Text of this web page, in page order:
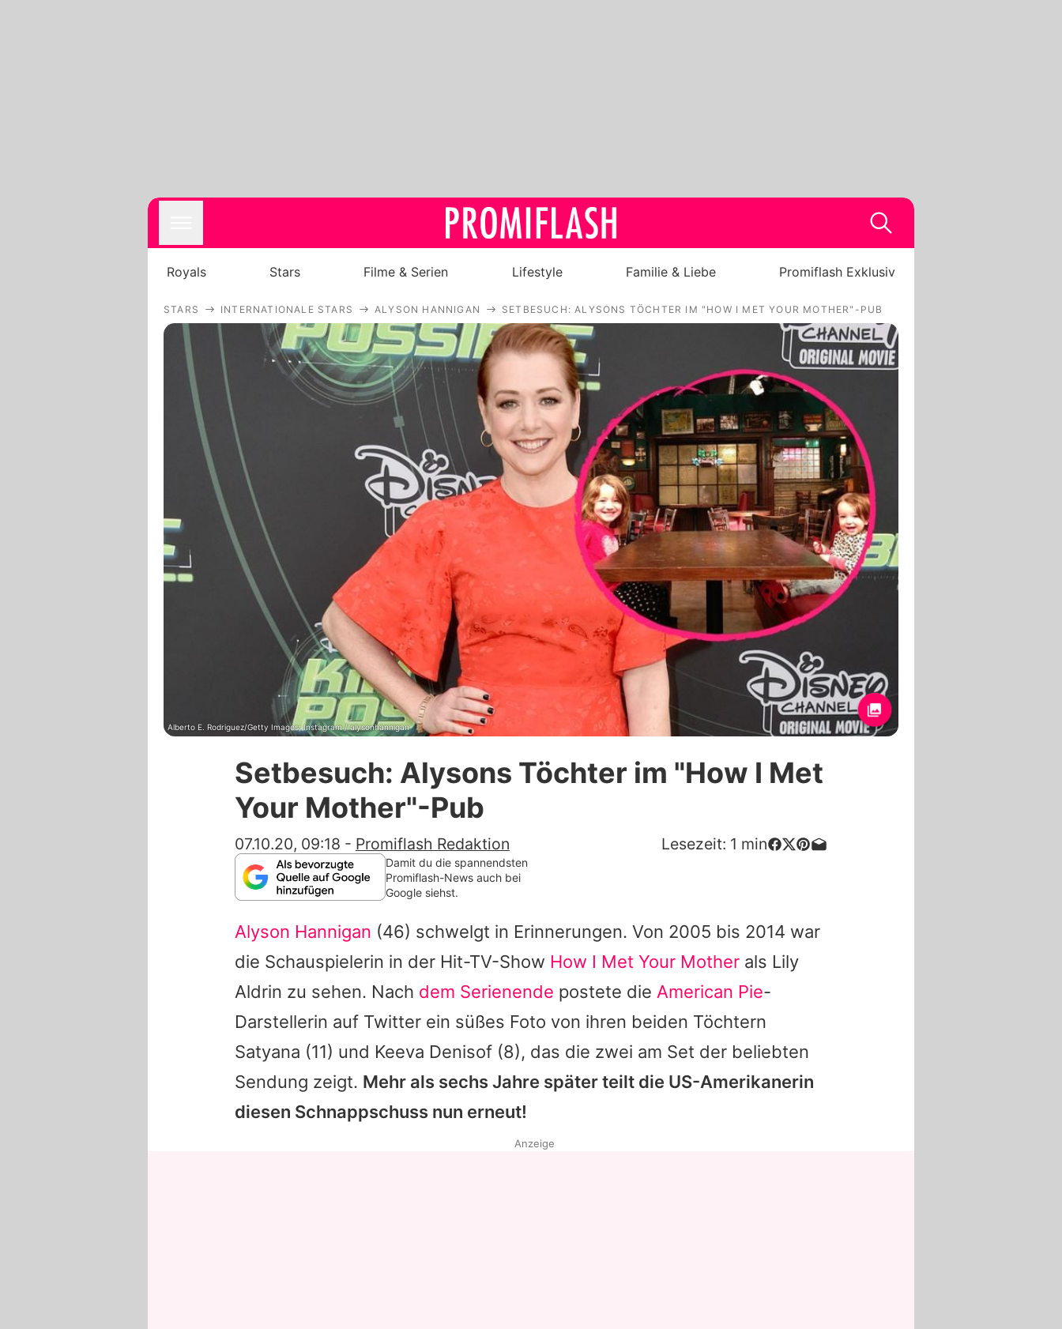
Royals
Stars
Filme & Serien
Lifestyle
Familie & Liebe
Promiflash Exklusiv
Alle Themen auf Promiflash
Team
Redaktionelle Richtlinien
Impressum
Datenschutzerklärung
Nutzungsbedingungen
Utiq verwalten
Royals Stars Filme & Serien Lifestyle Familie & Liebe Promiflash Exklusiv
STARS INTERNATIONALE STARS ALYSON HANNIGAN SETBESUCH: ALYSONS TÖCHTER IM "HOW I MET YOUR MOTHER"-PUB
Alberto E. Rodriguez/Getty Images; Instagram / alysonhannigan
Setbesuch: Alysons Töchter im "How I Met
Your Mother"-Pub
07.10.20, 09:18 - Promiflash Redaktion Lesezeit: 1 min
Damit du die spannendsten
Promiflash-News auch bei
Google siehst.
Alyson Hannigan (46) schwelgt in Erinnerungen. Von 2005 bis 2014 war
die Schauspielerin in der Hit-TV-Show How I Met Your Mother als Lily
Aldrin zu sehen. Nach dem Serienende postete die American Pie-
Darstellerin auf Twitter ein süßes Foto von ihren beiden Töchtern
Satyana (11) und Keeva Denisof (8), das die zwei am Set der beliebten
Sendung zeigt. Mehr als sechs Jahre später teilt die US-Amerikanerin
diesen Schnappschuss nun erneut!
Anzeige